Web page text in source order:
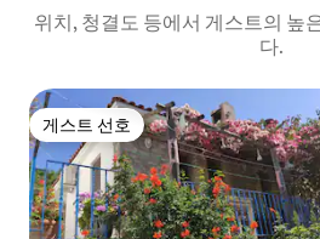
위치, 청결도 등에서 게스트의 높
다.
게스트 선호
게스트 선호